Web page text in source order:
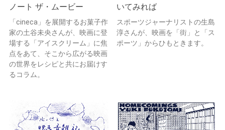
ノート ザ・ムービー
「cineca」を展開するお菓子作
家の土谷未央さんが、映画に登
場する「アイスクリーム」に焦
点をあて、そこから広がる映画
の世界をレシピと共にお届けす
るコラム。
いてみれば
スポーツジャーナリストの生島
淳さんが、映画を「街」と「ス
ポーツ」からひもときます。